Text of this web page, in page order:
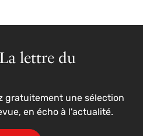
lettre du
gratuitement une sélection
en écho à l'actualité.